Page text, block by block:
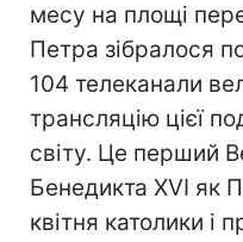
месу на площі
Петра зібралося
104 телеканали
трансляцію цієї
світу. Це перший
Бенедикта XVI як
квітня католики і